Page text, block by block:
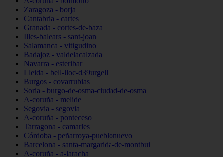
Zaragoza - borja
Cantabria - cartes
Granada - cortes-de-baza
Illes-balears - sant-joan
Salamanca - vitigudino
Badajoz - valdelacalzada
Navarra - esteribar
Lleida - bell-lloc-d39urgell
Burgos - covarrubias
Soria - burgo-de-osma-ciudad-de-osma
A-coruña - melide
Segovia - segovia
A-coruña - ponteceso
Tarragona - camarles
Córdoba - peñarroya-pueblonuevo
Barcelona - santa-margarida-de-montbui
A-coruña - a-laracha